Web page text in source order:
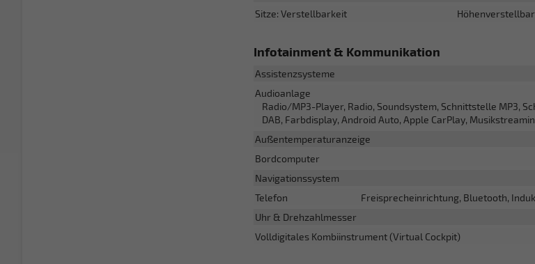
Sitze: Verstellbarkeit
Infotainment & Kommunikation
Assistenzsysteme
Audioanlage
Radio/MP3-Player, Radio, Soundsystem, Schnittstelle MP3,
DAB, Farbdisplay, Android Auto, Apple CarPlay,
Außentemperaturanzeige
Bordcomputer
Navigationssystem
Telefon
Freisprecheinrichtung, Bluetooth,
Uhr & Drehzahlmesser
Volldigitales Kombiinstrument (Virtual Cockpit)